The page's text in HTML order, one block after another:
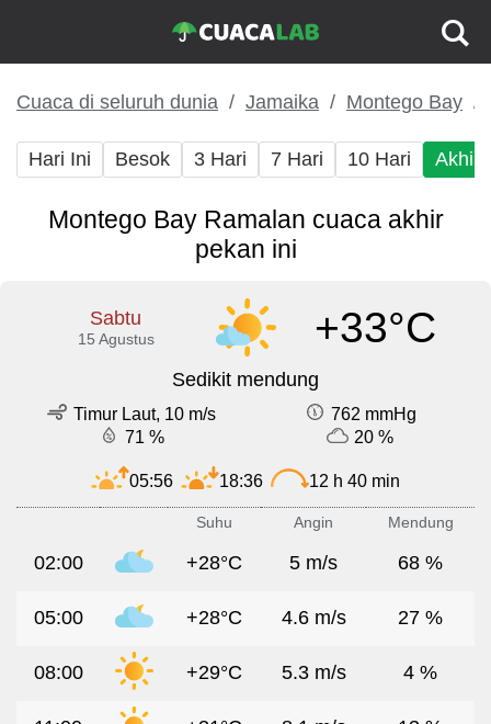
Cuaca di seluruh dunia Jamaika Montego Bay
Hari Ini Besok 3 Hari 7 Hari 10 Hari Akhir
Montego Bay Ramalan cuaca akhir
pekan ini
Sabtu
15 Agustus +33°C
Sedikit mendung
Timur Laut, 10 m/s
762 mmHg
71 %
20 %
05:56 18:36 12 h 40 min
Suhu Angin Mendung
02:00 +28°C 5 m/s 68 %
05:00 +28°C 4.6 m/s 27 %
08:00 +29°C 5.3 m/s 4 %